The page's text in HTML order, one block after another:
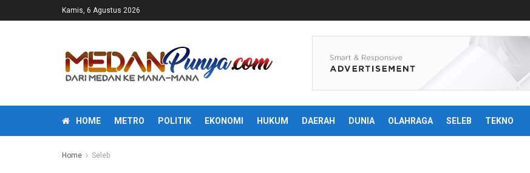
Kamis, 6 Agustus 2026
HOME METRO POLITIK EKONOMI HUKUM DAERAH DUNIA OLAHRAGA SELEB TEKNO
Home Seleb